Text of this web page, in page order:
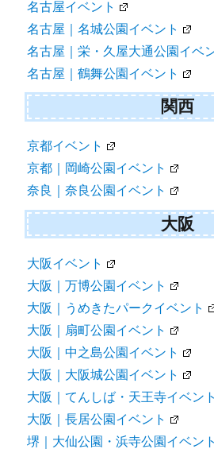
名古屋イベント
名古屋｜名城公園イベント
名古屋｜栄・久屋大通公園イベ
名古屋｜鶴舞公園イベント
関西
京都イベント
京都｜岡崎公園イベント
奈良｜奈良公園イベント
大阪
大阪イベント
大阪｜万博公園イベント
大阪｜うめきたパークイベント
大阪｜扇町公園イベント
大阪｜中之島公園イベント
大阪｜大阪城公園イベント
大阪｜てんしば・天王寺イベント
大阪｜長居公園イベント
堺｜大仙公園・浜寺公園イベント